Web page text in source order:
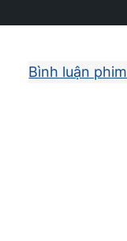
Bình luận phim